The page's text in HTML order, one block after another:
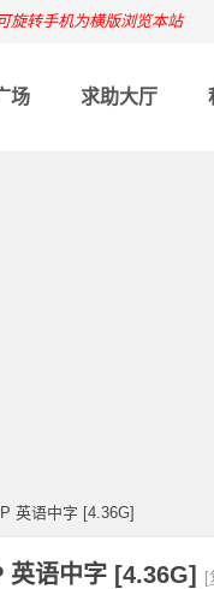
旋转手机为横版浏览本站
场 求助大厅
英语中字 [4.36G]
英语中字 [4.36G] [